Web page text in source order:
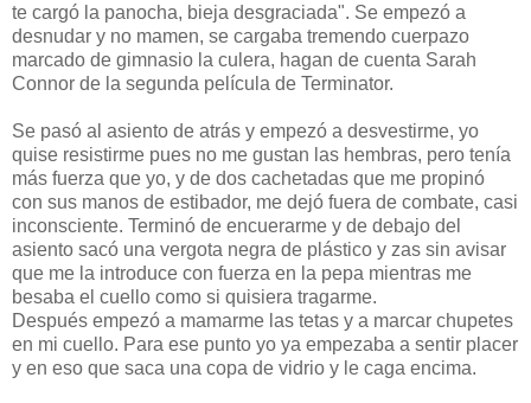
te cargó la panocha, bieja desgraciada". Se empezó a
desnudar y no mamen, se cargaba tremendo cuerpazo
marcado de gimnasio la culera, hagan de cuenta Sarah
Connor de la segunda película de Terminator.
Se pasó al asiento de atrás y empezó a desvestirme, yo
quise resistirme pues no me gustan las hembras, pero tenía
más fuerza que yo, y de dos cachetadas que me propinó
con sus manos de estibador, me dejó fuera de combate, casi
inconsciente. Terminó de encuerarme y de debajo del
asiento sacó una vergota negra de plástico y zas sin avisar
que me la introduce con fuerza en la pepa mientras me
besaba el cuello como si quisiera tragarme.
Después empezó a mamarme las tetas y a marcar chupetes
en mi cuello. Para ese punto yo ya empezaba a sentir placer
y en eso que saca una copa de vidrio y le caga encima.